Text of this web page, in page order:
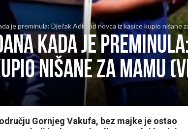
je preminula: Dječak Adin od novca iz kasice kupio nišane
kada je
nišane za mamu
Gornjeg Vakufa, bez majke je ostao